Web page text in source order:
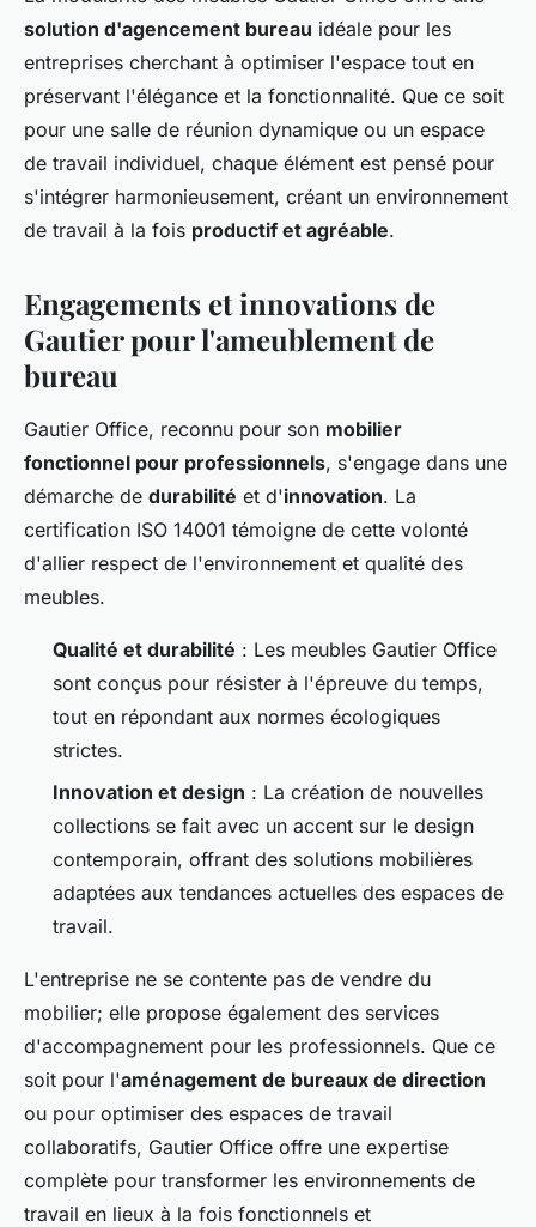
solution d'agencement bureau idéale pour les
entreprises cherchant à optimiser l'espace tout en
préservant l'élégance et la fonctionnalité. Que ce soit
pour une salle de réunion dynamique ou un espace
de travail individuel, chaque élément est pensé pour
s'intégrer harmonieusement, créant un environnement
de travail à la fois productif et agréable.
Engagements et innovations de
Gautier pour l'ameublement de
bureau
Gautier Office, reconnu pour son mobilier
fonctionnel pour professionnels, s'engage dans une
démarche de durabilité et d'innovation. La
certification ISO 14001 témoigne de cette volonté
d'allier respect de l'environnement et qualité des
meubles.
Qualité et durabilité : Les meubles Gautier Office
sont conçus pour résister à l'épreuve du temps,
tout en répondant aux normes écologiques
strictes.
Innovation et design : La création de nouvelles
collections se fait avec un accent sur le design
contemporain, offrant des solutions mobilières
adaptées aux tendances actuelles des espaces de
travail.
L'entreprise ne se contente pas de vendre du
mobilier; elle propose également des services
d'accompagnement pour les professionnels. Que ce
soit pour l'aménagement de bureaux de direction
ou pour optimiser des espaces de travail
collaboratifs, Gautier Office offre une expertise
complète pour transformer les environnements de
travail en lieux à la fois fonctionnels et